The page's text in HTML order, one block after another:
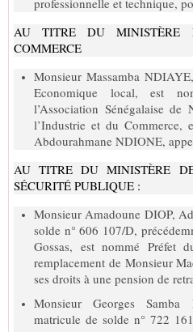
AU TITRE DU MINISTÈRE
COMMERCE
Monsieur Massamba
Economique local, est
l’Association Sénégalaise
l’Industrie et du Commerce,
Abdourahmane NDIONE,
AU TITRE DU MINISTÈRE
SÉCURITÉ PUBLIQUE :
Monsieur Amadoune DIOP,
solde n° 606 107/D,
Gossas, est nommé Préfet
remplacement de Monsieur
ses droits à une pension de
Monsieur Georges
matricule de solde n° 722